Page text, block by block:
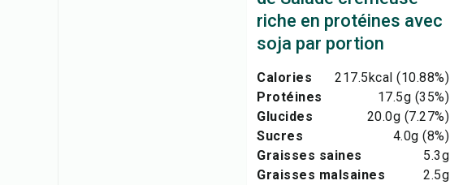
riche en protéines avec
soja par portion
Calories 217.5kcal (10.88%)
Protéines
17.5g (35%)
Glucides
20.0g (7.27%)
Sucres
4.0g (8%)
Graisses saines
5.3g
Graisses malsaines
2.5g